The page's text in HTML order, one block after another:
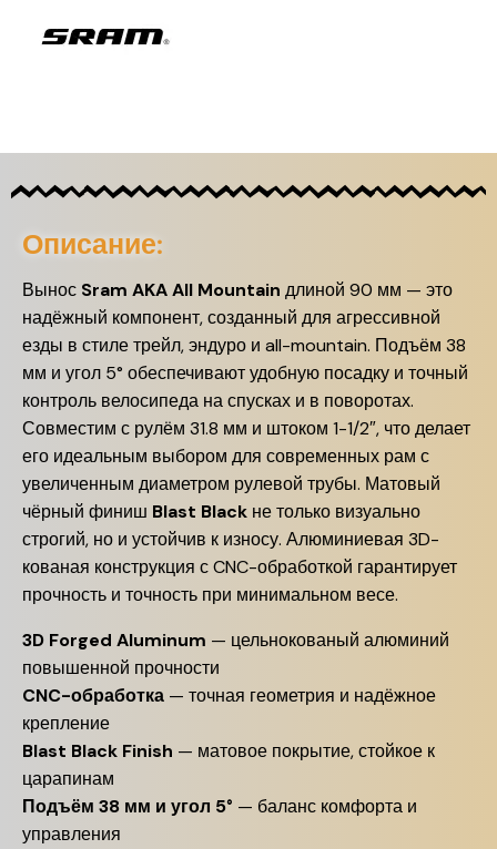
Описание:
Вынос Sram AKA All Mountain длиной 90 мм — это
надёжный компонент, созданный для агрессивной
езды в стиле трейл, эндуро и all-mountain. Подъём 38
мм и угол 5° обеспечивают удобную посадку и точный
контроль велосипеда на спусках и в поворотах.
Совместим с рулём 31.8 мм и штоком 1-1/2″, что делает
его идеальным выбором для современных рам с
увеличенным диаметром рулевой трубы. Матовый
чёрный финиш Blast Black не только визуально
строгий, но и устойчив к износу. Алюминиевая 3D-
кованая конструкция с CNC-обработкой гарантирует
прочность и точность при минимальном весе.
3D Forged Aluminum — цельнокованый алюминий
повышенной прочности
CNC-обработка — точная геометрия и надёжное
крепление
Blast Black Finish — матовое покрытие, стойкое к
царапинам
Подъём 38 мм и угол 5° — баланс комфорта и
управления